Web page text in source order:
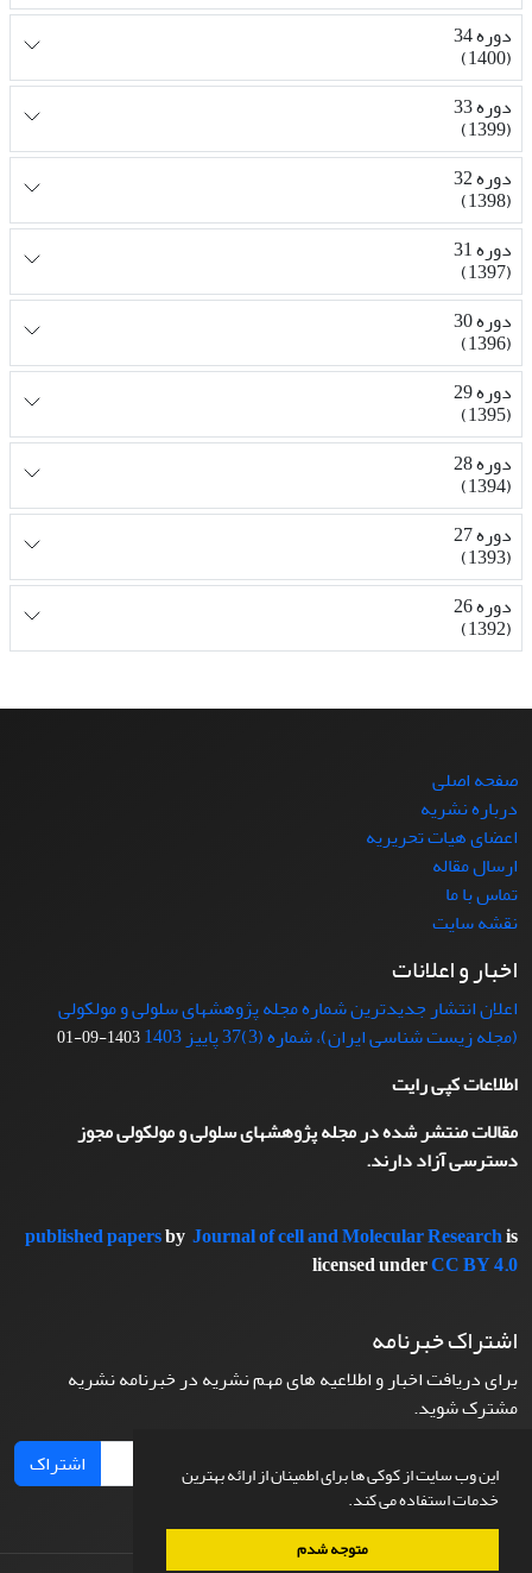
این وب سایت از کوکی ها برای اطمینان از ارائه بهترین
خدمات استفاده می کند.
متوجه شدم
دوره 34
(1400)
دوره 33
(1399)
دوره 32
(1398)
دوره 31
(1397)
دوره 30
(1396)
دوره 29
(1395)
دوره 28
(1394)
دوره 27
(1393)
دوره 26
(1392)
صفحه اصلی
درباره نشریه
اعضای هیات تحریریه
ارسال مقاله
تماس با ما
نقشه سایت
اخبار و اعلانات
اعلان انتشار جدیدترین شماره مجله پژوهشهای سلولی و مولکولی
(مجله زیست شناسی ایران)، شماره (3)37 پاییز 1403
1403-09-01
اطلاعات کپی رایت
مقالات منتشر شده در مجله پژوهشهای سلولی و مولکولی مجوز
دسترسی آزاد دارند.
published papersby Journal of cell and Molecular Researchis
licensed underCC BY 4.0
اشتراک خبرنامه
برای دریافت اخبار و اطلاعیه های مهم نشریه در خبرنامه نشریه
مشترک شوید.
اشتراک